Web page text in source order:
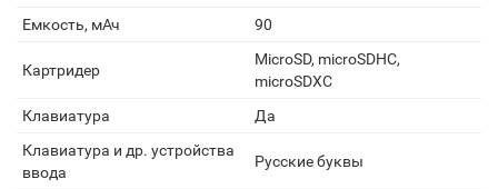
Емкость, мАч
90
Картридер
MicroSD, microSDHC,
microSDXC
Клавиатура
Да
Клавиатура и др. устройства
ввода
Русские буквы